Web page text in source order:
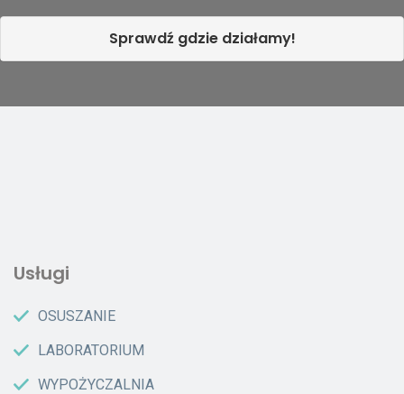
Sprawdź gdzie działamy!
Usługi
OSUSZANIE
LABORATORIUM
WYPOŻYCZALNIA